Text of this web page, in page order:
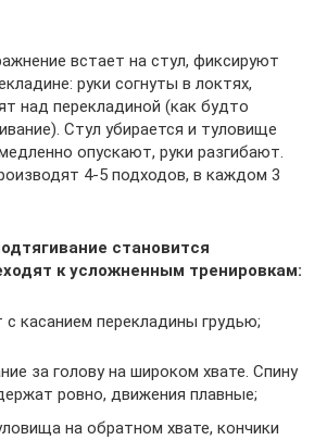
встает на стул, фиксируют
руки согнуты в локтях,
над перекладиной (как будто
Стул убирается и туловище
опускают, руки разгибают.
4-5 подходов, в каждом 3
становится
к усложненным тренировкам:
с касанием перекладины грудью;
за голову на широком хвате. Спину
ровно, движения плавные;
на обратном хвате, кончики